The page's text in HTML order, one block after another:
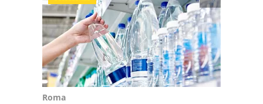
Roma